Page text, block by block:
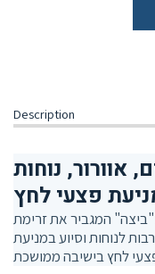
Description
אוורור, נוחות
פצעי לחץ
המגביר את זרימת
לנוחות וסיוע במניעת